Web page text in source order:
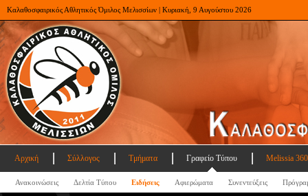
Καλαθοσφαιρικός Αθλητικός Όμιλος Μελισσίων | Κυριακή, 9 Αυγούστου 2026
Αρχική Σύλλογος Τμήματα Γραφείο Τύπου Melissia
Ανακοινώσεις Δελτία Τύπου Ειδήσεις Αφιερώματα Συνεντεύξεις